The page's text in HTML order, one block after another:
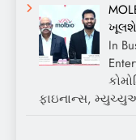
In
ફાઇનાન્સ,